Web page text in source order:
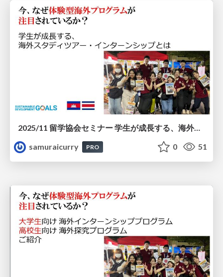
2025/11 留学協会セミナー 学生が成長する、海外スタディツアー・インターンシップとは？
samuraicurry
PRO 0 51